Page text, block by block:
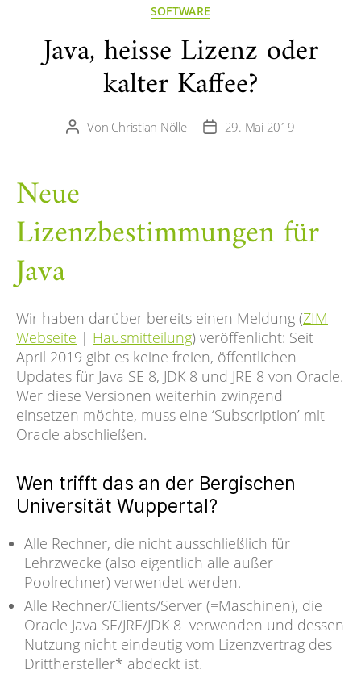
Kategorien
SOFTWARE
Java, heisse Lizenz oder
kalter Kaffee?
Beitragsautor
Von Christian Nölle Veröffentlichungsdatum
29. Mai 2019
Neue
Lizenzbestimmungen für
Java
Wir haben darüber bereits einen Meldung (ZIM
Webseite | Hausmitteilung) veröffenlicht: Seit
April 2019 gibt es keine freien, öffentlichen
Updates für Java SE 8, JDK 8 und JRE 8 von Oracle.
Wer diese Versionen weiterhin zwingend
einsetzen möchte, muss eine ‘Subscription’ mit
Oracle abschließen.
Wen trifft das an der Bergischen
Universität Wuppertal?
Alle Rechner, die nicht ausschließlich für
Lehrzwecke (also eigentlich alle außer
Poolrechner) verwendet werden.
Alle Rechner/Clients/Server (=Maschinen), die
Oracle Java SE/JRE/JDK 8 verwenden und dessen
Nutzung nicht eindeutig vom Lizenzvertrag des
Dritthersteller* abdeckt ist.